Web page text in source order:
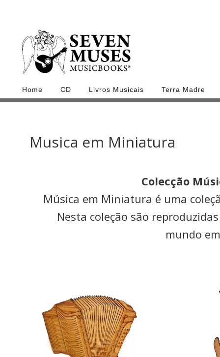
Home CD Livros Musicais Terra Madre
Musica em Miniatura
Colecção
Música em Miniatura é uma
Nesta coleção são
mundo